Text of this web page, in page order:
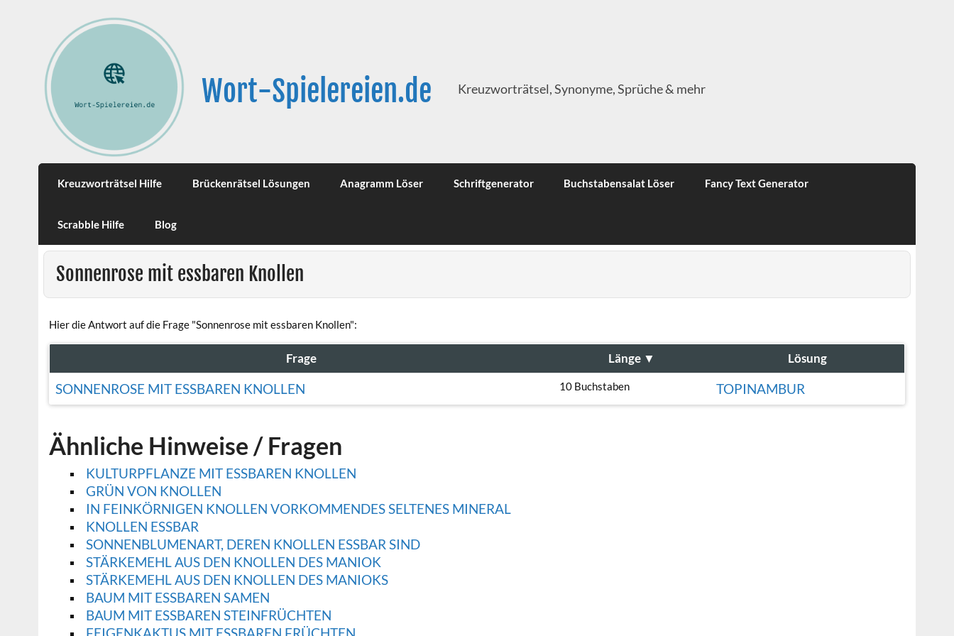
Wort-Spielereien.de Kreuzworträtsel, Synonyme, Sprüche & mehr
Kreuzworträtsel Hilfe Brückenrätsel Lösungen Anagramm Löser Schriftgenerator Buchstabensalat Löser Fancy Text Generator
Scrabble Hilfe Blog
Sonnenrose mit essbaren Knollen
Hier die Antwort auf die Frage "Sonnenrose mit essbaren Knollen":
Frage Länge ▼ Lösung
SONNENROSE MIT ESSBAREN KNOLLEN 10 Buchstaben TOPINAMBUR
Ähnliche Hinweise / Fragen
KULTURPFLANZE MIT ESSBAREN KNOLLEN
GRÜN VON KNOLLEN
IN FEINKÖRNIGEN KNOLLEN VORKOMMENDES SELTENES MINERAL
KNOLLEN ESSBAR
SONNENBLUMENART, DEREN KNOLLEN ESSBAR SIND
STÄRKEMEHL AUS DEN KNOLLEN DES MANIOK
STÄRKEMEHL AUS DEN KNOLLEN DES MANIOKS
BAUM MIT ESSBAREN SAMEN
BAUM MIT ESSBAREN STEINFRÜCHTEN